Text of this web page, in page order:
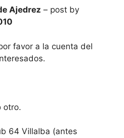
Ajedrez – post by
favor a la cuenta del
otro.
64 Villalba (antes